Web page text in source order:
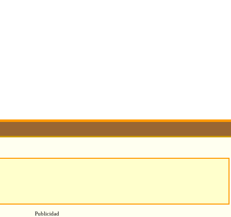
Publicidad